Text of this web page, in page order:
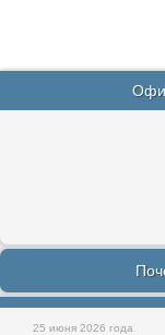
25 июня 2026 года